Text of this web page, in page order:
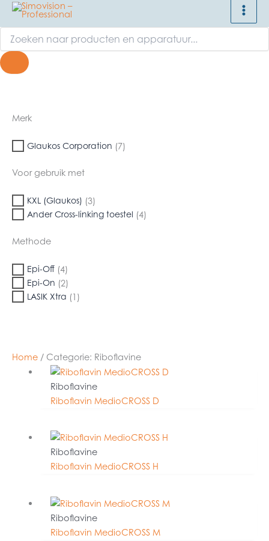
Ga
inhoud
zoeken
Home / Categorie: Riboflavine
Riboflavine
Riboflavin MedioCROSS D
Riboflavine
Riboflavin MedioCROSS H
Riboflavine
Riboflavin MedioCROSS M
Merk
Glaukos Corporation (7)
Voor gebruik met
KXL (Glaukos) (3)
Ander Cross-linking toestel (4)
Methode
Epi-Off (4)
Epi-On (2)
LASIK Xtra (1)